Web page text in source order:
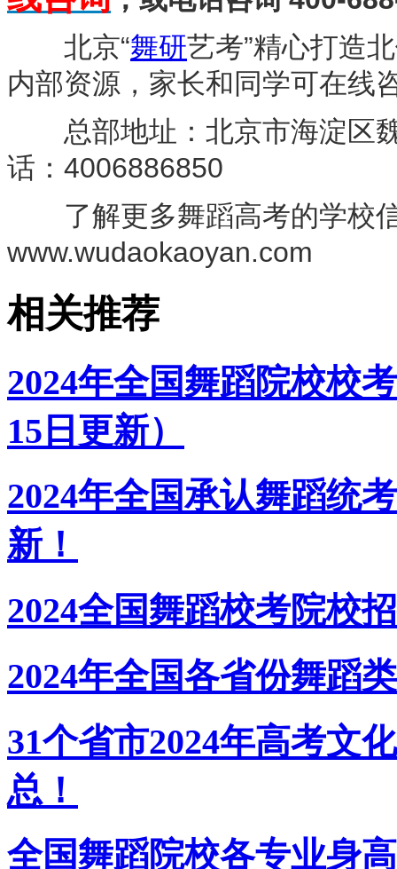
北京“舞研艺考”精心打造
内部资源，家长和同学可在线
总部地址：北京市海淀区魏
话：4006886850
了解更多舞蹈高考的学校
www.wudaokaoyan.com
相关推荐
2024年全国舞蹈院校校
15日更新）
2024年全国承认舞蹈统
新！
2024全国舞蹈校考院校
2024年全国各省份舞蹈
31个省市2024年高考文
总！
全国舞蹈院校各专业身